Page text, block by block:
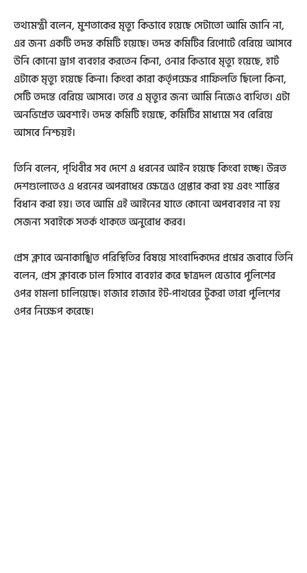
তথ্যমন্ত্রী বলেন, মুশতাকের মৃত্যু কিভাবে হয়েছে সেটাতো আমি জানি না,
এর জন্য একটি তদন্ত কমিটি হয়েছে। তদন্ত কমিটির রিপোর্টে বেরিয়ে আসবে
উনি কোনো ড্রাগ ব্যবহার করতেন কিনা, ওনার কিভাবে মৃত্যু হয়েছে, হার্ট
এটাকে মৃত্যু হয়েছে কিনা। কিংবা কারা কর্তৃপক্ষের গাফিলতি ছিলো কিনা,
সেটি তদন্তে বেরিয়ে আসবে। তবে এ মৃত্যুর জন্য আমি নিজেও ব্যথিত। এটা
অনভিপ্রেত অবশ্যই। তদন্ত কমিটি হয়েছে, কমিটির মাধ্যমে সব বেরিয়ে
আসবে নিশ্চয়ই।
তিনি বলেন, পৃথিবীর সব দেশে এ ধরনের আইন হয়েছে কিংবা হচ্ছে। উন্নত
দেশগুলোতেও এ ধরনের অপরাধের ক্ষেত্রেও গ্রেপ্তার করা হয় এবং শাস্তির
বিধান করা হয়। তবে আমি এই আইনের যাতে কোনো অপব্যবহার না হয়
সেজন্য সবাইকে সতর্ক থাকতে অনুরোধ করব।
প্রেস ক্লাবে অনাকাঙ্খিত পরিস্থিতির বিষয়ে সাংবাদিকদের প্রশ্নের জবাবে তিনি
বলেন, প্রেস ক্লাবকে ঢাল হিসাবে ব্যবহার করে ছাত্রদল যেভাবে পুলিশের
ওপর হামলা চালিয়েছে। হাজার হাজার ইট-পাথরের টুকরা তারা পুলিশের
ওপর নিক্ষেপ করেছে।